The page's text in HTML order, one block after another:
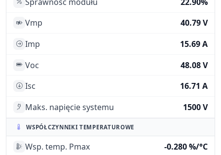
Vmp
40.79 V
Imp
15.69 A
Voc
48.08 V
Isc
16.71 A
Maks. napięcie systemu
1500 V
WSPÓŁCZYNNIKI TEMPERATUROWE
Wsp. temp. Pmax
-0.280 %/°C